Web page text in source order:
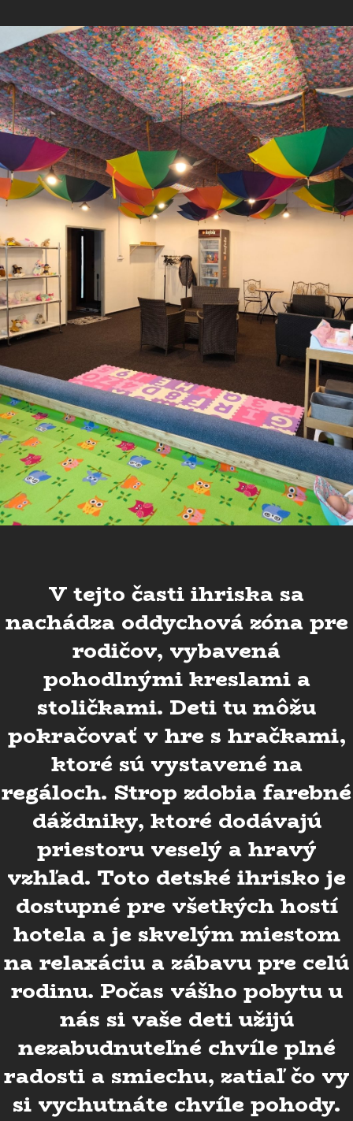
V tejto časti ihriska sa
nachádza oddychová zóna pre
rodičov, vybavená
pohodlnými kreslami a
stoličkami. Deti tu môžu
pokračovať v hre s hračkami,
ktoré sú vystavené na
regáloch. Strop zdobia farebné
dáždniky, ktoré dodávajú
priestoru veselý a hravý
vzhľad. Toto detské ihrisko je
dostupné pre všetkých hostí
hotela a je skvelým miestom
na relaxáciu a zábavu pre celú
rodinu. Počas vášho pobytu u
nás si vaše deti užijú
nezabudnuteľné chvíle plné
radosti a smiechu, zatiaľ čo vy
si vychutnáte chvíle pohody.